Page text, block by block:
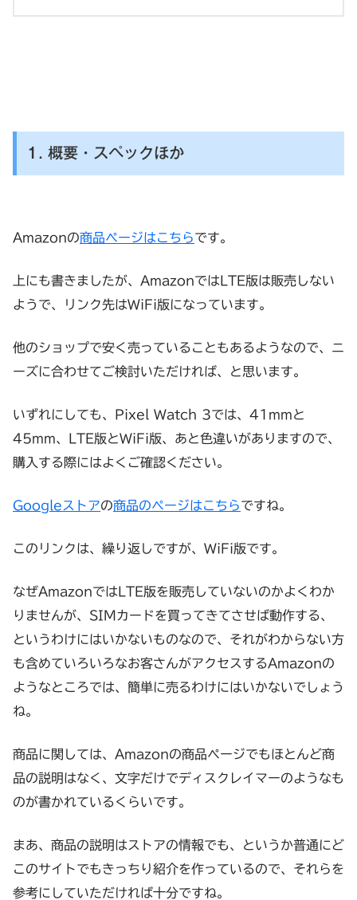
1. 概要・スペックほか
Amazonの商品ページはこちらです。
上にも書きましたが、AmazonではLTE版は販売しない
ようで、リンク先はWiFi版になっています。
他のショップで安く売っていることもあるようなので、ニ
ーズに合わせてご検討いただければ、と思います。
いずれにしても、Pixel Watch 3では、41mmと
45mm、LTE版とWiFi版、あと色違いがありますので、
購入する際にはよくご確認ください。
Googleストアの商品のページはこちらですね。
このリンクは、繰り返しですが、WiFi版です。
なぜAmazonではLTE版を販売していないのかよくわか
りませんが、SIMカードを買ってきてさせば動作する、
というわけにはいかないものなので、それがわからない方
も含めていろいろなお客さんがアクセスするAmazonの
ようなところでは、簡単に売るわけにはいかないでしょう
ね。
商品に関しては、Amazonの商品ページでもほとんど商
品の説明はなく、文字だけでディスクレイマーのようなも
のが書かれているくらいです。
まあ、商品の説明はストアの情報でも、というか普通にど
このサイトでもきっちり紹介を作っているので、それらを
参考にしていただければ十分ですね。